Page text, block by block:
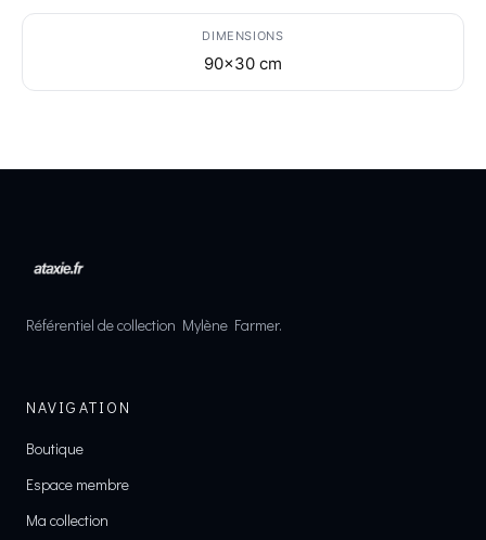
DIMENSIONS
90x30 cm
Référentiel de collection Mylène Farmer.
NAVIGATION
Boutique
Espace membre
Ma collection